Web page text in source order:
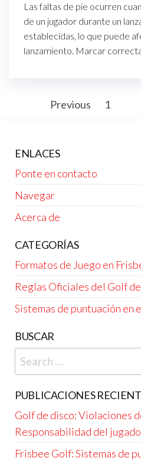
Las faltas de pie ocurren
de un jugador durante un
establecidas, lo que puede
lanzamiento. Marcar
Previous 1
ENLACES
Ponte en contacto
Navegar
Acerca de
CATEGORÍAS
Formatos de Juego en
Reglas Oficiales del Golf
Sistemas de puntuación en
BUSCAR
Search
for:
PUBLICACIONES
Golf de disco: Violaciones
Responsabilidad del
Frisbee Golf: Sistemas de